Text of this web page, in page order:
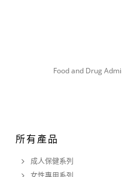
Food and Drug
所有產品
成人保健系列